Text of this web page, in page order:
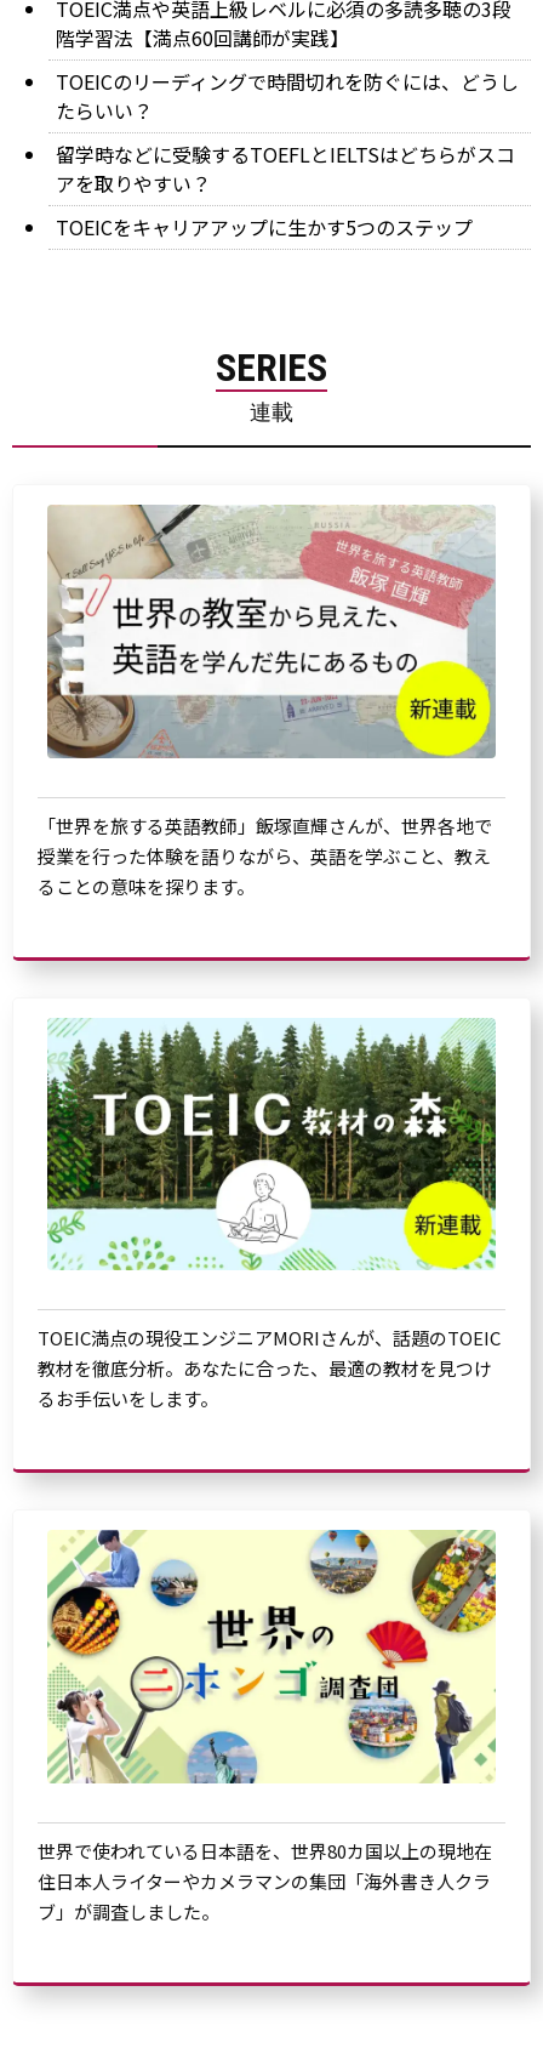
TOEIC満点や英語上級レベルに必須の多読多聴の3段
階学習法【満点60回講師が実践】
TOEICのリーディングで時間切れを防ぐには、どうし
たらいい？
留学時などに受験するTOEFLとIELTSはどちらがスコ
アを取りやすい？
TOEICをキャリアアップに生かす5つのステップ
SERIES
連載
「世界を旅する英語教師」飯塚直輝さんが、世界各地で
授業を行った体験を語りながら、英語を学ぶこと、教え
ることの意味を探ります。
TOEIC満点の現役エンジニアMORIさんが、話題のTOEIC
教材を徹底分析。あなたに合った、最適の教材を見つけ
るお手伝いをします。
世界で使われている日本語を、世界80カ国以上の現地在
住日本人ライターやカメラマンの集団「海外書き人クラ
ブ」が調査しました。